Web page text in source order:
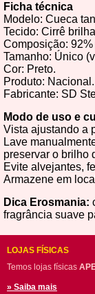
Ficha técnica
Modelo: Cueca
Tecido: Cirrê
Composição:
Tamanho: Único
Cor: Preto.
Produto: Nacional.
Fabricante: SD
Modo de uso e
Vista ajustando a
Lave
preservar o brilho
Evite alvejantes,
Armazene em
Dica Erosmania:
fragrância suave
LOJAS FÍSICAS
Temos lojas físicas
» Saiba mais